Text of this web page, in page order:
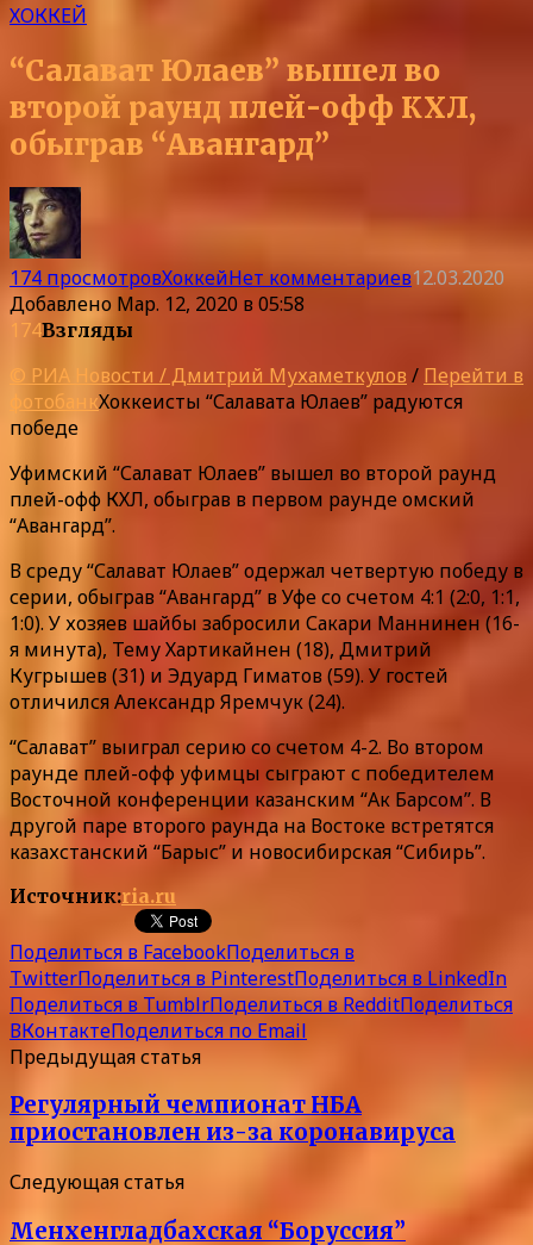
ХОККЕЙ
“Салават Юлаев” вышел во
второй раунд плей-офф КХЛ,
обыграв “Авангард”
174 просмотровХоккейНет комментариев12.03.2020
Добавлено Мар. 12, 2020 в 05:58
174Взгляды
© РИА Новости / Дмитрий Мухаметкулов / Перейти в
фотобанкХоккеисты “Салавата Юлаев” радуются
победе
Уфимский “Салават Юлаев” вышел во второй раунд
плей-офф КХЛ, обыграв в первом раунде омский
“Авангард”.
В среду “Салават Юлаев” одержал четвертую победу в
серии, обыграв “Авангард” в Уфе со счетом 4:1 (2:0, 1:1,
1:0). У хозяев шайбы забросили Сакари Маннинен (16-
я минута), Тему Хартикайнен (18), Дмитрий
Кугрышев (31) и Эдуард Гиматов (59). У гостей
отличился Александр Яремчук (24).
“Салават” выиграл серию со счетом 4-2. Во втором
раунде плей-офф уфимцы сыграют с победителем
Восточной конференции казанским “Ак Барсом”. В
другой паре второго раунда на Востоке встретятся
казахстанский “Барыс” и новосибирская “Сибирь”.
Источник:ria.ru
Поделиться в FacebookПоделиться в
TwitterПоделиться в PinterestПоделиться в LinkedIn
Поделиться в TumblrПоделиться в RedditПоделиться
ВКонтактеПоделиться по Email
Предыдущая статья
Регулярный чемпионат НБА
приостановлен из-за коронавируса
Следующая статья
Менхенгладбахская “Боруссия”